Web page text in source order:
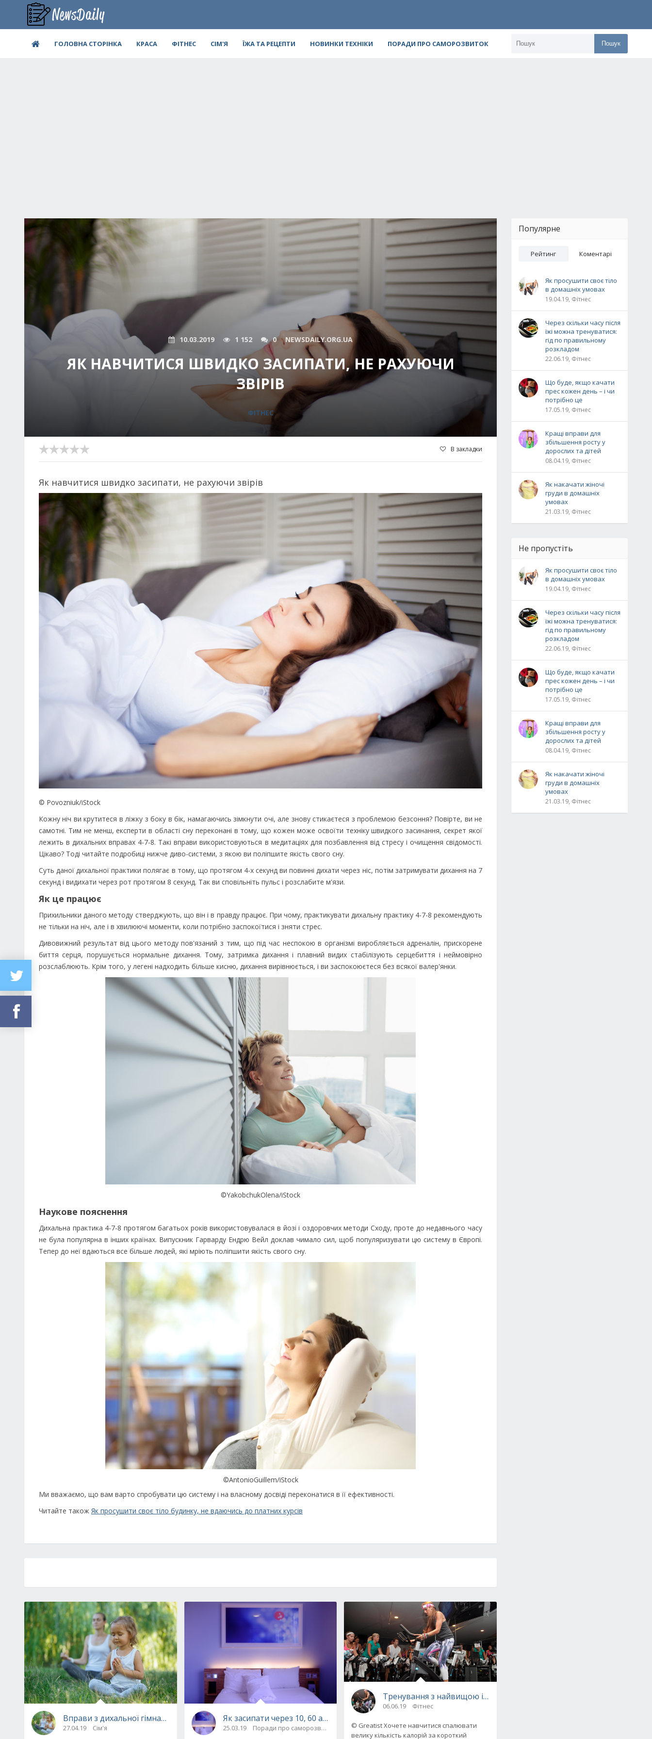
ГОЛОВНА СТОРІНКА КРАСА ФІТНЕС СІМ'Я ЇЖА ТА РЕЦЕПТИ НОВИНКИ ТЕХНІКИ ПОРАДИ ПРО САМОРОЗВИТОК Пошук
10.03.2019 1 152 0 NEWSDAILY.ORG.UA
ЯК НАВЧИТИСЯ ШВИДКО ЗАСИПАТИ, НЕ РАХУЮЧИ
ЗВІРІВ
ФІТНЕС
В закладки
Як навчитися швидко засипати, не рахуючи звірів
© Povozniuk/iStock
Кожну ніч ви крутитеся в ліжку з боку в бік, намагаючись зімкнути очі, але знову стикаєтеся з проблемою безсоння? Повірте, ви не
самотні. Тим не менш, експерти в області сну переконані в тому, що кожен може освоїти техніку швидкого засинання, секрет якої
лежить в дихальних вправах 4-7-8. Такі вправи використовуються в медитаціях для позбавлення від стресу і очищення свідомості.
Цікаво? Тоді читайте подробиці нижче диво-системи, з якою ви поліпшите якість свого сну.
Суть даної дихальної практики полягає в тому, що протягом 4-х секунд ви повинні дихати через ніс, потім затримувати дихання на 7
секунд і видихати через рот протягом 8 секунд. Так ви сповільніть пульс і розслабите м'язи.
Як це працює
Прихильники даного методу стверджують, що він і в правду працює. При чому, практикувати дихальну практику 4-7-8 рекомендують
не тільки на ніч, але і в хвилюючі моменти, коли потрібно заспокоїтися і зняти стрес.
Дивовижний результат від цього методу пов'язаний з тим, що під час неспокою в організмі виробляється адреналін, прискорене
биття серця, порушується нормальне дихання. Тому, затримка дихання і плавний видих стабілізують серцебиття і неймовірно
розслаблюють. Крім того, у легені надходить більше кисню, дихання вирівнюється, і ви заспокоюєтеся без всякої валер'янки.
©YakobchukOlena/iStock
Наукове пояснення
Дихальна практика 4-7-8 протягом багатьох років використовувалася в йозі і оздоровчих методи Сходу, проте до недавнього часу
не була популярна в інших країнах. Випускник Гарварду Ендрю Вейл доклав чимало сил, щоб популяризувати цю систему в Європі.
Тепер до неї вдаються все більше людей, які мріють поліпшити якість свого сну.
©AntonioGuillem/iStock
Ми вважаємо, що вам варто спробувати цю систему і на власному досвіді переконатися в її ефективності.
Читайте також Як просушити своє тіло будинку, не вдаючись до платних курсів
Вправи з дихальної гімнастики, яким варто навчити свого малюка
27.04.19 Сім'я
Як засипати через 10, 60 або 120 секунд
25.03.19 Поради про саморозвиток
Тренування з найвищою інтенсивністю для швидкого спалювання
06.06.19 Фітнес
© Greatist Хочете навчитися спалювати
велику кількість калорій за короткий
Популярне
Рейтинг Коментарі
Як просушити своє тіло
в домашніх умовах
19.04.19, Фітнес
Через скільки часу після
їжі можна тренуватися:
гід по правильному
розкладом
22.06.19, Фітнес
Що буде, якщо качати
прес кожен день – і чи
потрібно це
17.05.19, Фітнес
Кращі вправи для
збільшення росту у
дорослих та дітей
08.04.19, Фітнес
Як накачати жіночі
груди в домашніх
умовах
21.03.19, Фітнес
Не пропустіть
Як просушити своє тіло
в домашніх умовах
19.04.19, Фітнес
Через скільки часу після
їжі можна тренуватися:
гід по правильному
розкладом
22.06.19, Фітнес
Що буде, якщо качати
прес кожен день – і чи
потрібно це
17.05.19, Фітнес
Кращі вправи для
збільшення росту у
дорослих та дітей
08.04.19, Фітнес
Як накачати жіночі
груди в домашніх
умовах
21.03.19, Фітнес